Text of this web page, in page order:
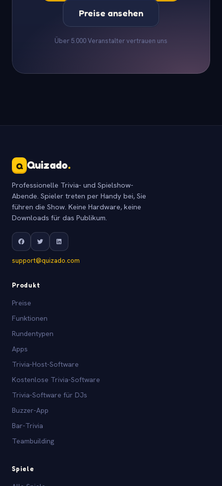
Preise ansehen
Über 5.000 Veranstalter vertrauen uns
Q Quizado.
Professionelle Trivia- und Spielshow-
Abende. Spieler treten per Handy bei, Sie
führen die Show. Keine Hardware, keine
Downloads für das Publikum.
support@quizado.com
Produkt
Preise
Funktionen
Rundentypen
Apps
Trivia-Host-Software
Kostenlose Trivia-Software
Trivia-Software für DJs
Buzzer-App
Bar-Trivia
Teambuilding
Spiele